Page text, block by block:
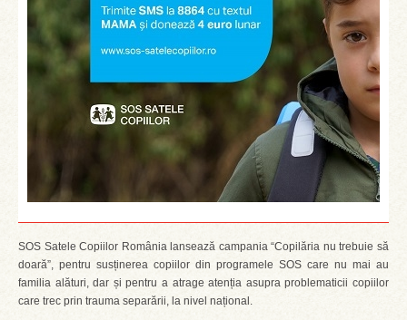
SOS Satele Copiilor România lansează campania “Copilăria nu trebuie să
doară”, pentru susținerea copiilor din programele SOS care nu mai au
familia alături, dar și pentru a atrage atenția asupra problematicii copiilor
care trec prin trauma separării, la nivel național.